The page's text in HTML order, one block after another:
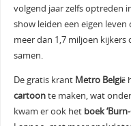
volgend jaar zelfs optreden
show leiden een eigen
meer dan 1,7 miljoen kijkers
samen.
De gratis krantMetro België
cartoonte maken, wat
kwam er ook het boek